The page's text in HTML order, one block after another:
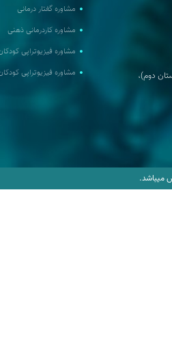
دوم)،
مشاوره گفتار درمانی
مشاوره کاردرمانی ذهنی
مشاوره فیزیوتراپی
مشاوره فیزیوتراپی
میباشد.